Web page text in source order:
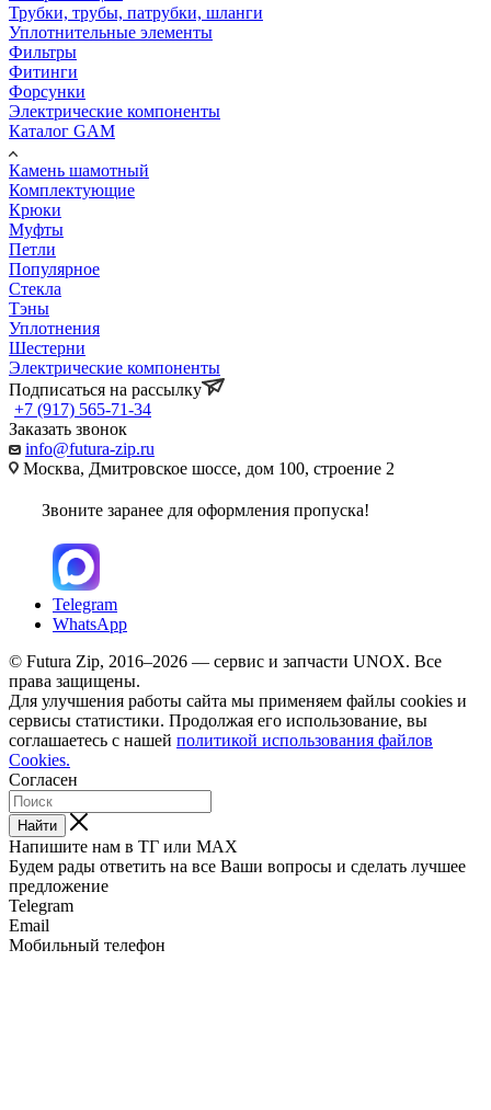
Трубки, трубы, патрубки, шланги
Уплотнительные элементы
Фильтры
Фитинги
Форсунки
Электрические компоненты
Каталог GAM
Камень шамотный
Комплектующие
Крюки
Муфты
Петли
Популярное
Стекла
Тэны
Уплотнения
Шестерни
Электрические компоненты
Подписаться на рассылку
+7 (917) 565-71-34
Заказать звонок
info@futura-zip.ru
Москва, Дмитровское шоссе, дом 100, строение 2
Звоните заранее для оформления пропуска!
Telegram
WhatsApp
© Futura Zip, 2016–2026 — сервис и запчасти UNOX. Все
права защищены.
Для улучшения работы сайта мы применяем файлы cookies и
сервисы статистики. Продолжая его использование, вы
соглашаетесь с нашей политикой использования файлов
Cookies.
Согласен
Найти
Напишите нам в ТГ или MAX
Будем рады ответить на все Ваши вопросы и сделать лучшее
предложение
Telegram
Email
Мобильный телефон